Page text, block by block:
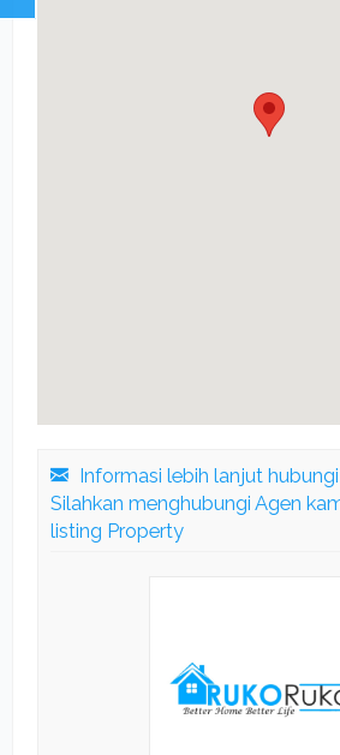
Informasi lebih lanjut
Silahkan menghubungi Agen
listing Property